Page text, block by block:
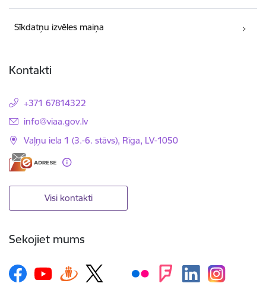
Sīkdatņu izvēles maiņa
Kontakti
+371 67814322
E-pasts:
info@viaa.gov.lv
Vaļņu iela 1 (3.-6. stāvs), Rīga, LV-1050
Visi kontakti
Sekojiet mums